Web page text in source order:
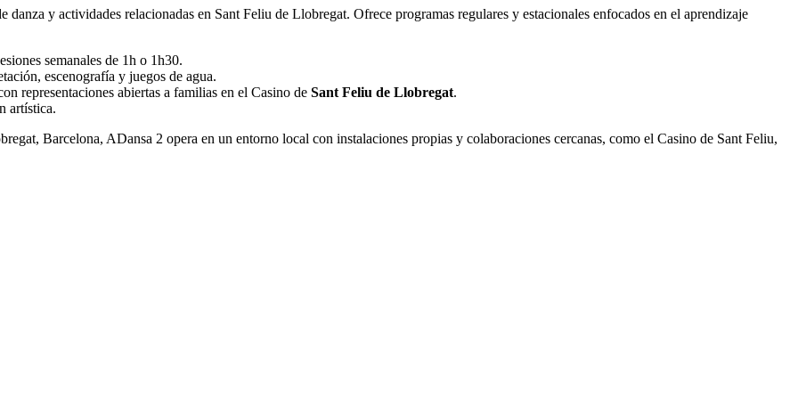
danza y actividades relacionadas en Sant Feliu de Llobregat. Ofrece programas regulares y estacionales enfocados en el aprendizaje
semanales de 1h o 1h30.
escenografía y juegos de agua.
representaciones abiertas a familias en el Casino de Sant Feliu de Llobregat.
artística.
Barcelona, ADansa 2 opera en un entorno local con instalaciones propias y colaboraciones cercanas, como el Casino de Sant Feliu,